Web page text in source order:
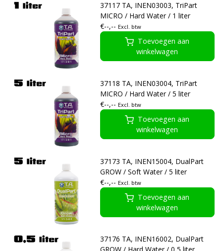
37117 TA, INEN03003, TriPart
MICRO / Hard Water / 1 liter
€--,-- Excl. btw
Toevoegen aan
winkelwagen
37118 TA, INEN03004, TriPart
MICRO / Hard Water / 5 liter
€--,-- Excl. btw
Toevoegen aan
winkelwagen
37173 TA, INEN15004, DualPart
GROW / Soft Water / 5 liter
€--,-- Excl. btw
Toevoegen aan
winkelwagen
37176 TA, INEN16002, DualPart